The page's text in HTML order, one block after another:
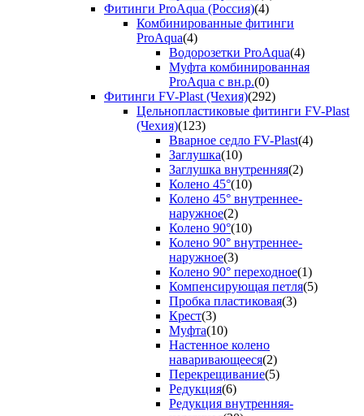
Фитинги ProAqua (Россия)(4)
Комбинированные фитинги
ProAqua(4)
Водорозетки ProAqua(4)
Муфта комбинированная
ProAqua с вн.р.(0)
Фитинги FV-Plast (Чехия)(292)
Цельнопластиковые фитинги FV-Plast
(Чехия)(123)
Вварное седло FV-Plast(4)
Заглушка(10)
Заглушка внутренняя(2)
Колено 45°(10)
Колено 45° внутреннее-
наружное(2)
Колено 90°(10)
Колено 90° внутреннее-
наружное(3)
Колено 90° переходное(1)
Компенсирующая петля(5)
Пробка пластиковая(3)
Крест(3)
Муфта(10)
Настенное колено
наваривающееся(2)
Перекрещивание(5)
Редукция(6)
Редукция внутренняя-